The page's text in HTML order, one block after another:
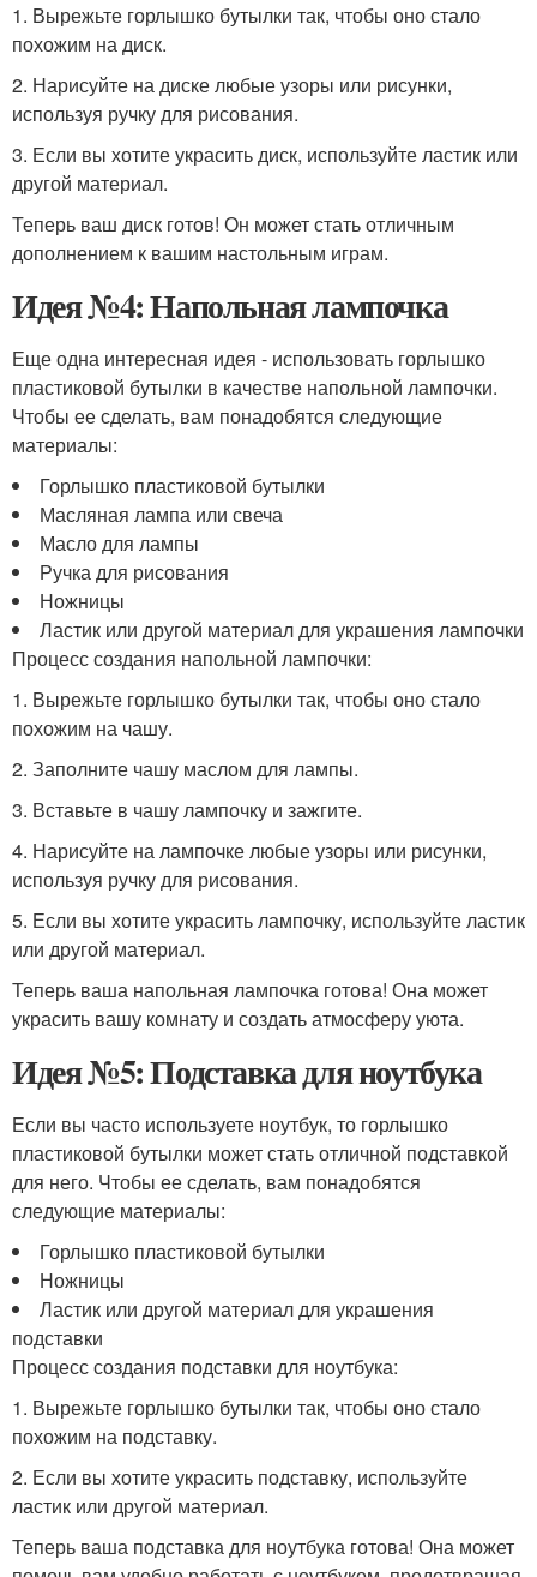
1. Вырежьте горлышко бутылки так, чтобы оно стало
похожим на диск.
2. Нарисуйте на диске любые узоры или рисунки,
используя ручку для рисования.
3. Если вы хотите украсить диск, используйте ластик или
другой материал.
Теперь ваш диск готов! Он может стать отличным
дополнением к вашим настольным играм.
Идея №4: Напольная лампочка
Еще одна интересная идея - использовать горлышко
пластиковой бутылки в качестве напольной лампочки.
Чтобы ее сделать, вам понадобятся следующие
материалы:
Горлышко пластиковой бутылки
Масляная лампа или свеча
Масло для лампы
Ручка для рисования
Ножницы
Ластик или другой материал для украшения лампочки
Процесс создания напольной лампочки:
1. Вырежьте горлышко бутылки так, чтобы оно стало
похожим на чашу.
2. Заполните чашу маслом для лампы.
3. Вставьте в чашу лампочку и зажгите.
4. Нарисуйте на лампочке любые узоры или рисунки,
используя ручку для рисования.
5. Если вы хотите украсить лампочку, используйте ластик
или другой материал.
Теперь ваша напольная лампочка готова! Она может
украсить вашу комнату и создать атмосферу уюта.
Идея №5: Подставка для ноутбука
Если вы часто используете ноутбук, то горлышко
пластиковой бутылки может стать отличной подставкой
для него. Чтобы ее сделать, вам понадобятся
следующие материалы:
Горлышко пластиковой бутылки
Ножницы
Ластик или другой материал для украшения
подставки
Процесс создания подставки для ноутбука:
1. Вырежьте горлышко бутылки так, чтобы оно стало
похожим на подставку.
2. Если вы хотите украсить подставку, используйте
ластик или другой материал.
Теперь ваша подставка для ноутбука готова! Она может